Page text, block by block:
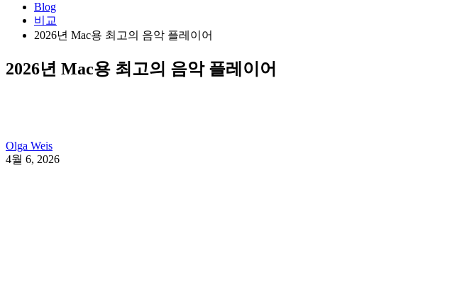
Blog
비교
2026년 Mac용 최고의 음악 플레이어
2026년 Mac용 최고의 음악 플레이어
Olga Weis
4월 6, 2026